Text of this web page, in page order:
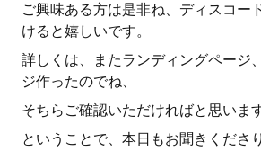
ご興味ある方は是非ね、ディスコー
けると嬉しいです。
詳しくは、またランディングページ
ジ作ったのでね、
そちらご確認いただければと思います
ということで、本日もお聞きくださ